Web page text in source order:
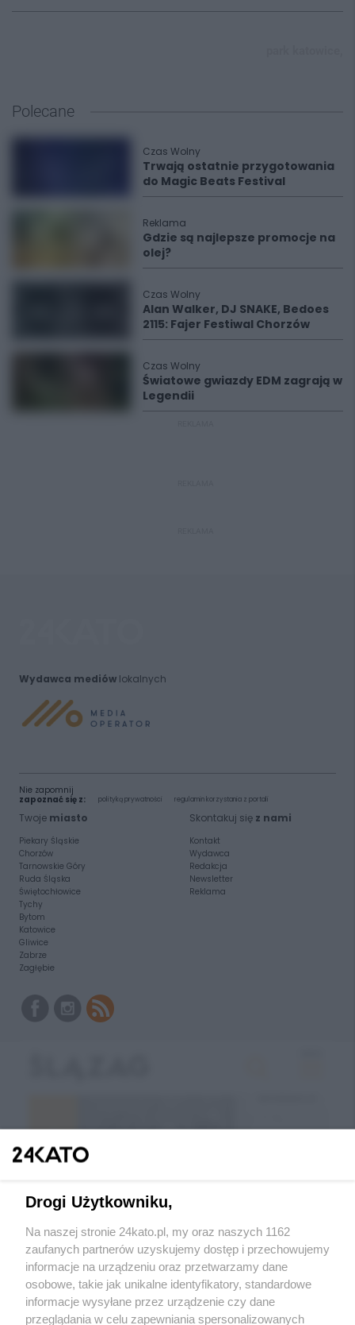
Polecane
Czas Wolny
Trwają ostatnie przygotowania
do Magic Beats Festival
Reklama
Gdzie są najlepsze promocje na
olej?
Czas Wolny
Alan Walker, DJ SNAKE, Bedoes
2115: Fajer Festiwal Chorzów
Czas Wolny
Światowe gwiazdy EDM zagrają w
Legendii
Wydawca mediówlokalnych
Nie zapomnij
zapoznać się z:
polityką prywatności regulamin korzystania z portali
Twoje miasto
Piekary Śląskie
Chorzów
Tarnowskie Góry
Ruda Śląska
Świętochłowice
Tychy
Bytom
Katowice
Gliwice
Zabrze
Zagłębie
Skontakuj się z nami
Kontakt
Wydawca
Redakcja
Newsletter
Reklama
Wróć do strony głównej
ślązag.pl
Drogi Użytkowniku,
Na naszej stronie 24kato.pl, my oraz naszych 1162
zaufanych partnerów uzyskujemy dostęp i przechowujemy
informacje na urządzeniu oraz przetwarzamy dane
osobowe, takie jak unikalne identyfikatory, standardowe
informacje wysyłane przez urządzenie czy dane
przeglądania w celu zapewniania spersonalizowanych